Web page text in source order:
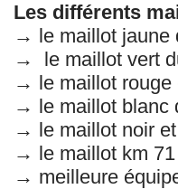
Les différents
→ le maillot jaune
→ le maillot vert
→ le maillot rouge
→ le maillot blanc
→ le maillot noir
→ le maillot km
→ meilleure